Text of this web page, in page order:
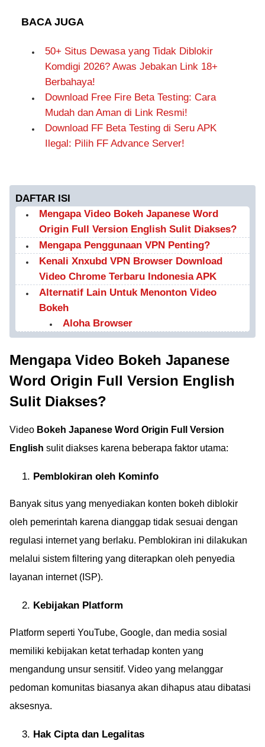
BACA JUGA
50+ Situs Dewasa yang Tidak Diblokir
Komdigi 2026? Awas Jebakan Link 18+
Berbahaya!
Download Free Fire Beta Testing: Cara
Mudah dan Aman di Link Resmi!
Download FF Beta Testing di Seru APK
Ilegal: Pilih FF Advance Server!
DAFTAR ISI
Mengapa Video Bokeh Japanese Word
Origin Full Version English Sulit Diakses?
Mengapa Penggunaan VPN Penting?
Kenali Xnxubd VPN Browser Download
Video Chrome Terbaru Indonesia APK
Alternatif Lain Untuk Menonton Video
Bokeh
Aloha Browser
Mengapa Video Bokeh Japanese
Word Origin Full Version English
Sulit Diakses?
Video Bokeh Japanese Word Origin Full Version
English sulit diakses karena beberapa faktor utama:
Pemblokiran oleh Kominfo
Banyak situs yang menyediakan konten bokeh diblokir
oleh pemerintah karena dianggap tidak sesuai dengan
regulasi internet yang berlaku. Pemblokiran ini dilakukan
melalui sistem filtering yang diterapkan oleh penyedia
layanan internet (ISP).
Kebijakan Platform
Platform seperti YouTube, Google, dan media sosial
memiliki kebijakan ketat terhadap konten yang
mengandung unsur sensitif. Video yang melanggar
pedoman komunitas biasanya akan dihapus atau dibatasi
aksesnya.
Hak Cipta dan Legalitas